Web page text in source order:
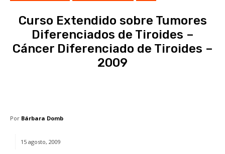
Curso Extendido sobre Tumores
Diferenciados de Tiroides –
Cáncer Diferenciado de Tiroides –
2009
Por Bárbara Domb
15 agosto, 2009